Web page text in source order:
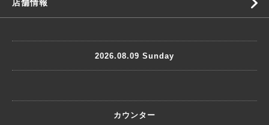
店舗情報
2026.08.09 Sunday
カウンター